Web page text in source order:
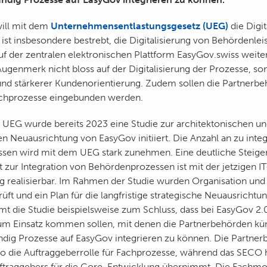
mit dem Unternehmensentlastungsgesetz (UEG) die
insbesondere bestrebt, die Digitalisierung von
der zentralen elektronischen Plattform EasyGov.swiss
nicht bloss auf der Digitalisierung der Prozesse,
stärkerer Kundenorientierung. Zudem sollen die
eingebunden werden.
UEG wurde bereits 2023 eine Studie zur architektonischen
Neuausrichtung von EasyGov initiiert. Die Anzahl an zu
wird mit dem UEG stark zunehmen. Eine deutliche
zur Integration von Behördenprozessen ist mit der jetzigen
realisierbar. Im Rahmen der Studie wurden Organisation
und ein Plan für die langfristige strategische
die Studie beispielsweise zum Schluss, dass bei EasyGov
Einsatz kommen sollen, mit denen die Partnerbehörden
Prozesse auf EasyGov integrieren zu können. Die
die Auftraggeberrolle für Fachprozesse, während das SECO